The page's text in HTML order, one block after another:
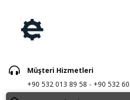
Müşteri Hizmetleri
+90 532 013 89 58 - +90 532